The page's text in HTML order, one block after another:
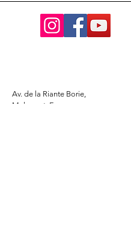
Av. de la Riante Borie,
Malemort, France